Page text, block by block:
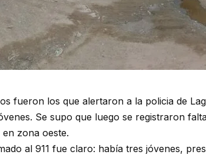
fueron los que alertaron a la policia de
Se supo que luego se registraron
en zona oeste.
al 911 fue claro: había tres jóvenes,